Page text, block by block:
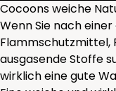
Cocoons weiche
Wenn Sie nach
Flammschutzmittel,
ausgasende Stoffe
wirklich eine gute